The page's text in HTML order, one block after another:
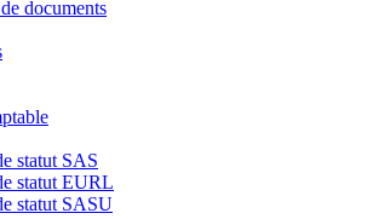
documents
statut SAS
statut EURL
statut SASU